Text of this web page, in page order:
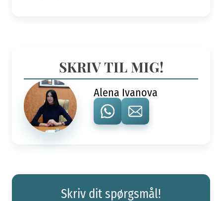
SKRIV TIL MIG!
Alena Ivanova
Skriv dit spørgsmål!